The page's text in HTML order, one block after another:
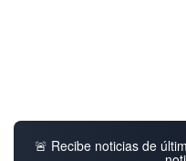
🚨 Recibe noticias de